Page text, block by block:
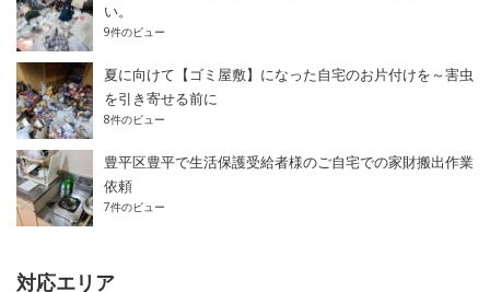
い。
9件のビュー
夏に向けて【ゴミ屋敷】になった自宅のお片付けを～害虫
を引き寄せる前に
8件のビュー
豊平区豊平で生活保護受給者様のご自宅での家財搬出作業
依頼
7件のビュー
対応エリア